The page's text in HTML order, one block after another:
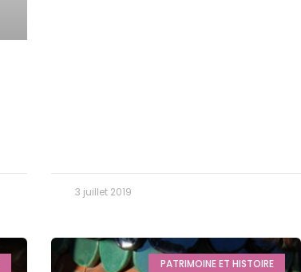
3 juillet 2019
PATRIMOINE ET HISTOIRE